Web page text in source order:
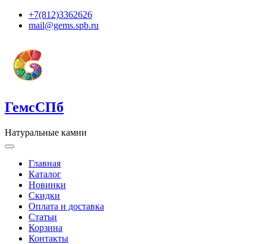
+7(812)3362626
mail@gems.spb.ru
ГемсСПб
Натуральные камни
Главная
Каталог
Новинки
Скидки
Оплата и доставка
Статьи
Корзина
Контакты